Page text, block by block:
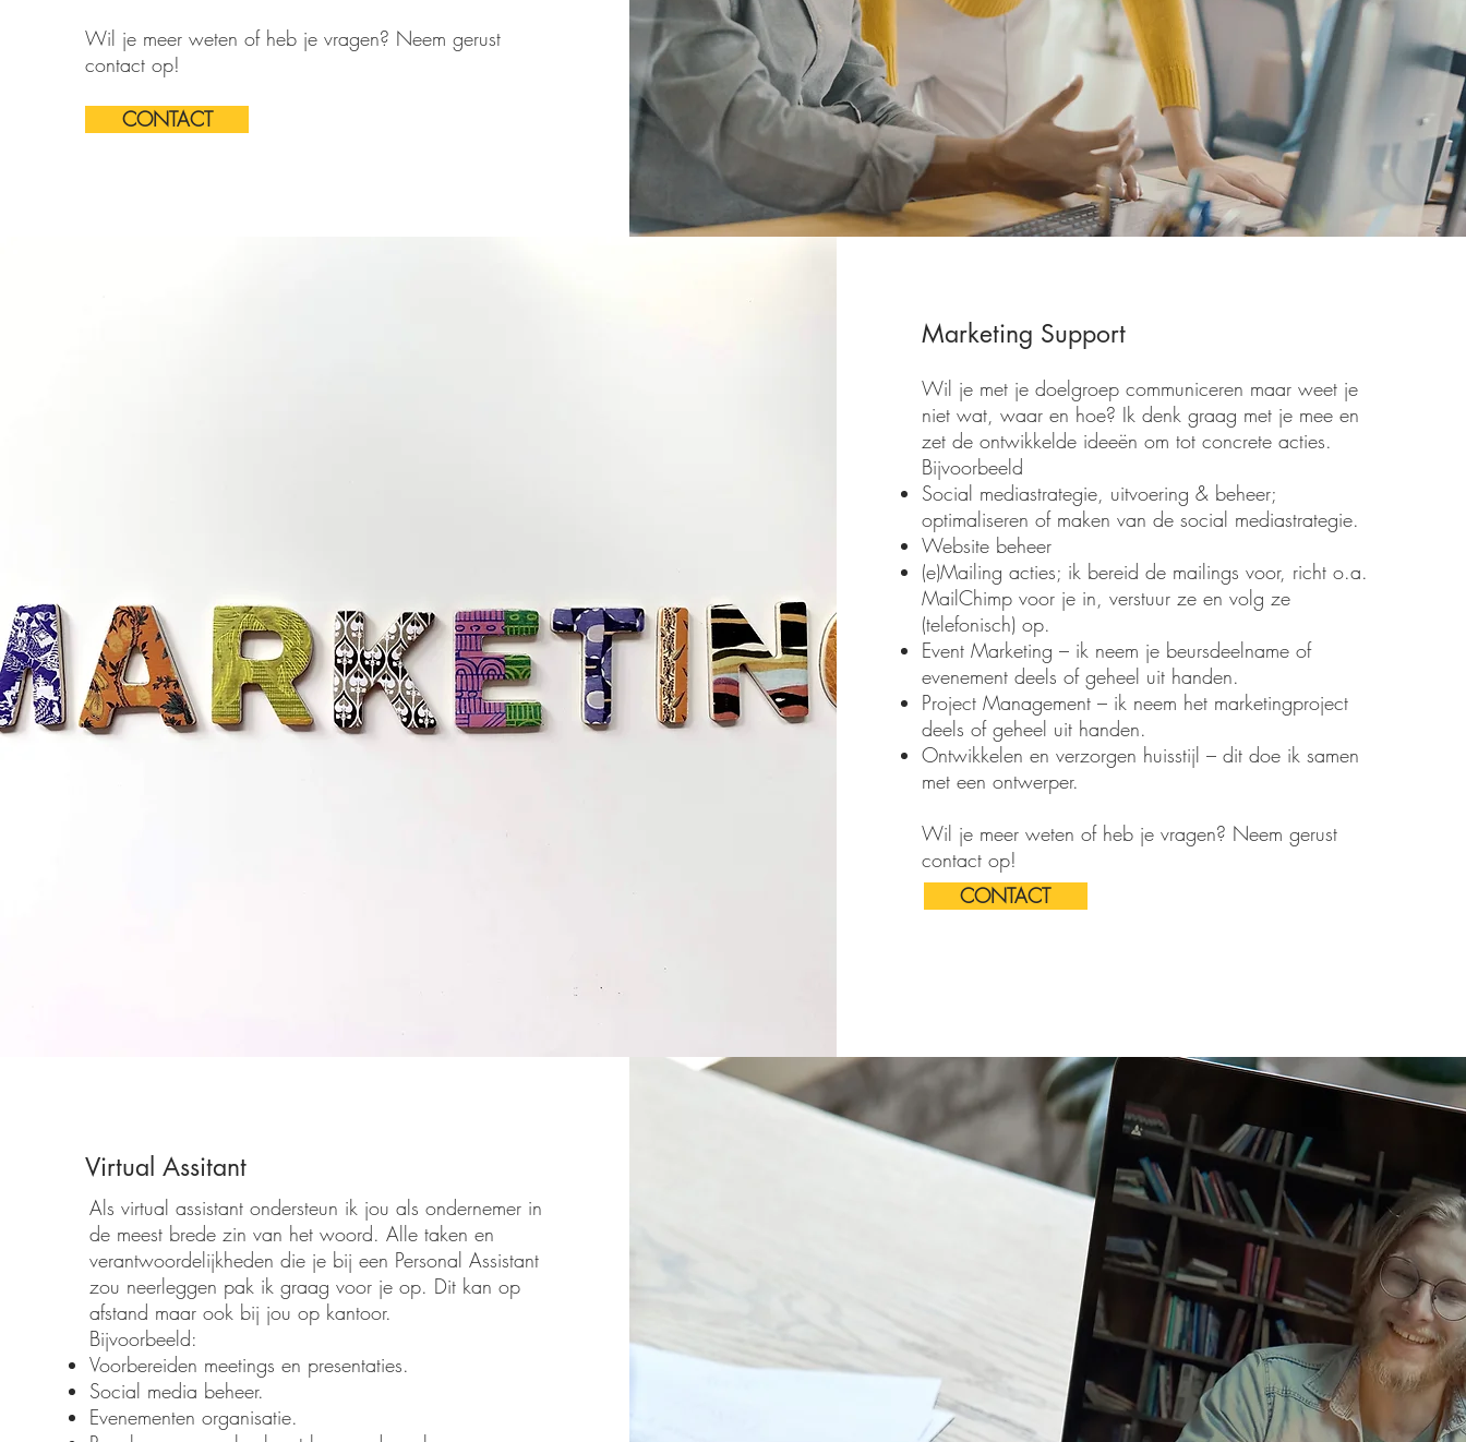
Wil je meer weten of heb je vragen? Neem gerust
contact op!
CONTACT
Marketing Support
Wil je met je doelgroep communiceren maar weet je
niet wat, waar en hoe? Ik denk graag met je mee en
zet de ontwikkelde ideeën om tot concrete acties.
Bijvoorbeeld
Social mediastrategie, uitvoering & beheer;
optimaliseren of maken van de social mediastrategie.
Website beheer
(e)Mailing acties; ik bereid de mailings voor, richt o.a.
MailChimp voor je in, verstuur ze en volg ze
(telefonisch) op.
Event Marketing – ik neem je beursdeelname of
evenement deels of geheel uit handen.
Project Management – ik neem het marketingproject
deels of geheel uit handen.
Ontwikkelen en verzorgen huisstijl – dit doe ik samen
met een ontwerper.
Wil je meer weten of heb je vragen? Neem gerust
contact op!
CONTACT
Virtual Assitant
Als virtual assistant ondersteun ik jou als ondernemer in
de meest brede zin van het woord. Alle taken en
verantwoordelijkheden die je bij een Personal Assistant
zou neerleggen pak ik graag voor je op. Dit kan op
afstand maar ook bij jou op kantoor.
Bijvoorbeeld:
Voorbereiden meetings en presentaties.
Social media beheer.
Evenementen organisatie.